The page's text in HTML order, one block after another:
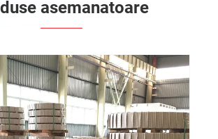
asemanatoare